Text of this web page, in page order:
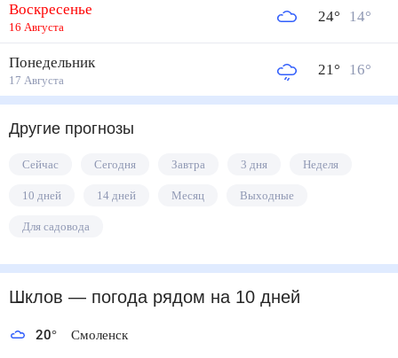
Воскресенье
16 Августа
24° 14°
Понедельник
17 Августа
21° 16°
Другие прогнозы
Сейчас Сегодня Завтра 3 дня Неделя
10 дней 14 дней Месяц Выходные
Для садовода
Шклов — погода рядом на 10 дней
20° Смоленск